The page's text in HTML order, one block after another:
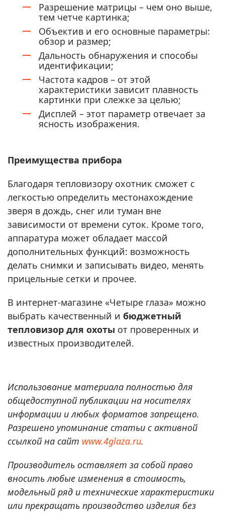
Разрешение матрицы – чем оно выше,
тем четче картинка;
Объектив и его основные параметры:
обзор и размер;
Дальность обнаружения и способы
идентификации;
Частота кадров – от этой
характеристики зависит плавность
картинки при слежке за целью;
Дисплей – этот параметр отвечает за
ясность изображения.
Преимущества прибора
Благодаря тепловизору охотник сможет с
легкостью определить местонахождение
зверя в дождь, снег или туман вне
зависимости от времени суток. Кроме того,
аппаратура может обладает массой
дополнительных функций: возможность
делать снимки и записывать видео, менять
прицельные сетки и прочее.
В интернет-магазине «Четыре глаза» можно
выбрать качественный и бюджетный
тепловизор для охоты от проверенных и
известных производителей.
Использование материала полностью для
общедоступной публикации на носителях
информации и любых форматов запрещено.
Разрешено упоминание статьи с активной
ссылкой на сайт www.4glaza.ru.
Производитель оставляет за собой право
вносить любые изменения в стоимость,
модельный ряд и технические характеристики
или прекращать производство изделия без